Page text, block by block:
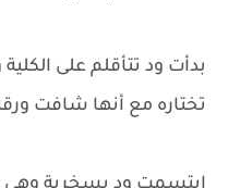
بدأت ود تتأقلم على
تختاره مع أنها شافت ورقة